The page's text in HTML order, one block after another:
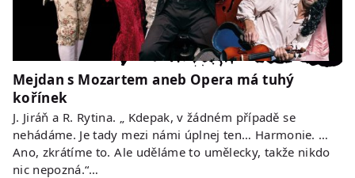
Mejdan s Mozartem aneb Opera má tuhý
kořínek
J. Jiráň a R. Rytina. „ Kdepak, v žádném případě se
nehádáme. Je tady mezi námi úplnej ten… Harmonie. …
Ano, zkrátíme to. Ale uděláme to umělecky, takže nikdo
nic nepozná.“…